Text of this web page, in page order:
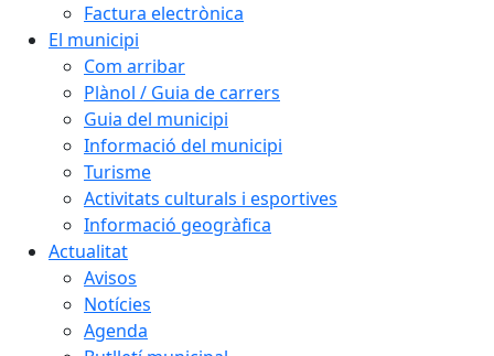
Factura electrònica
El municipi
Com arribar
Plànol / Guia de carrers
Guia del municipi
Informació del municipi
Turisme
Activitats culturals i esportives
Informació geogràfica
Actualitat
Avisos
Notícies
Agenda